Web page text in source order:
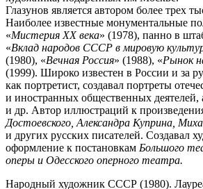
Глазунов является автором более трех
Наиболее известные монументальные
«Мистерия XX века» (1978), панно в
«Вклад народов СССР в мировую
(1980), «Вечная Россия» (1988), «Рынок
(1999). Широко известен в России и за
как портретист, создавал портреты
и иностранных общественных деятелей,
и др. Автор иллюстраций к
Достоевского, Александра Куприна,
и других русских писателей. Создавал
оформление к постановкам Большого
оперы и Одесского оперного театра.
Народный художник СССР (1980).